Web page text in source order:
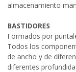
almacenamiento
BASTIDORES
Formados por
Todos los
de ancho y de
diferentes